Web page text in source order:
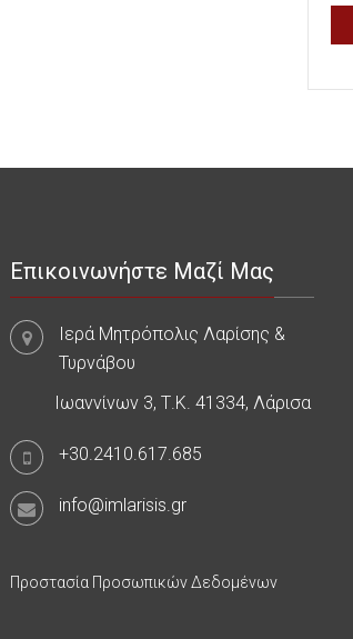
Επικοινωνήστε Μαζί Μας
Ιερά Μητρόπολις Λαρίσης &
Τυρνάβου
Ιωαννίνων 3, Τ.Κ. 41334, Λάρισα
+30.2410.617.685
info@imlarisis.gr
Προστασία Προσωπικών Δεδομένων